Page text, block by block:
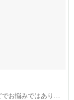
お悩みではありま